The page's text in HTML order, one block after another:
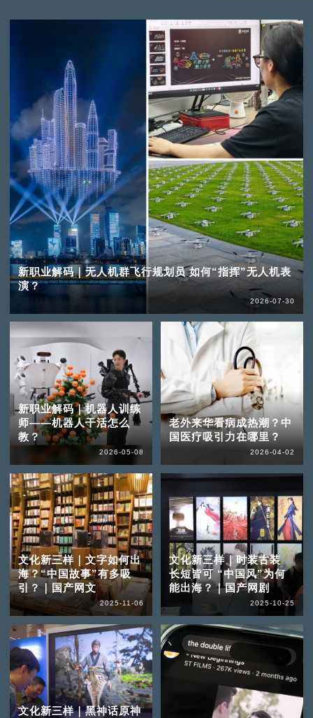
新职业解码｜无人机群飞行规划员 如何“指挥”无人机表
演？
2026-07-30
新职业解码｜机器人训练
师——机器人干活怎么
教？
2026-05-08
老外来华看病成热潮？中
国医疗吸引力在哪里？
2026-04-02
文化新三样｜文字如何出
海？“中国故事”有多吸
引？｜国产网文
2025-11-06
文化新三样｜时装古装
长短皆可 “中国风”为何
能出海？｜国产网剧
2025-10-25
文化新三样｜黑神话原神